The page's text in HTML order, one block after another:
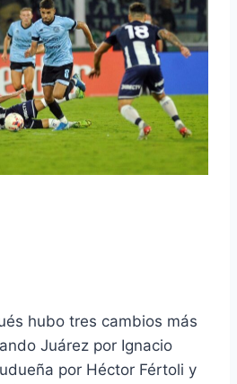
hubo tres cambios más
Juárez por Ignacio
por Héctor Fértoli y